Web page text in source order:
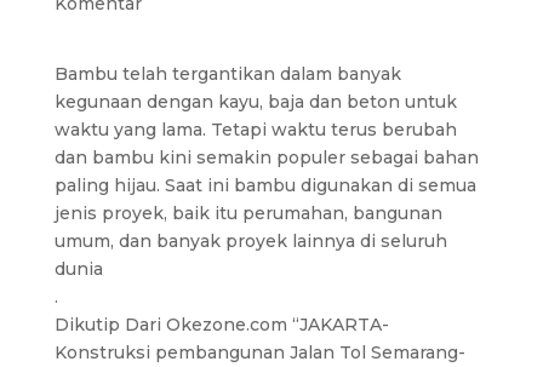
Bambu telah tergantikan dalam banyak
kegunaan dengan kayu, baja dan beton untuk
waktu yang lama. Tetapi waktu terus berubah
dan bambu kini semakin populer sebagai bahan
paling hijau. Saat ini bambu digunakan di semua
jenis proyek, baik itu perumahan, bangunan
umum, dan banyak proyek lainnya di seluruh
dunia
.
Dikutip Dari Okezone.com “JAKARTA-
Konstruksi pembangunan Jalan Tol Semarang-